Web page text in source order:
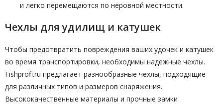
и легко перемещаются по неровной местности.
Чехлы для удилищ и катушек
Чтобы предотвратить повреждения ваших удочек и катушек
во время транспортировки, необходимы надежные чехлы.
Fishprofi.ru предлагает разнообразные чехлы, подходящие
для различных типов и размеров снаряжения.
Высококачественные материалы и прочные замки